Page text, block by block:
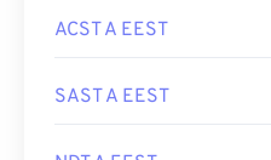
ACST A EEST
SAST A EEST